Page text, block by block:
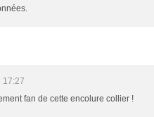
17:27
fan de cette encolure collier !